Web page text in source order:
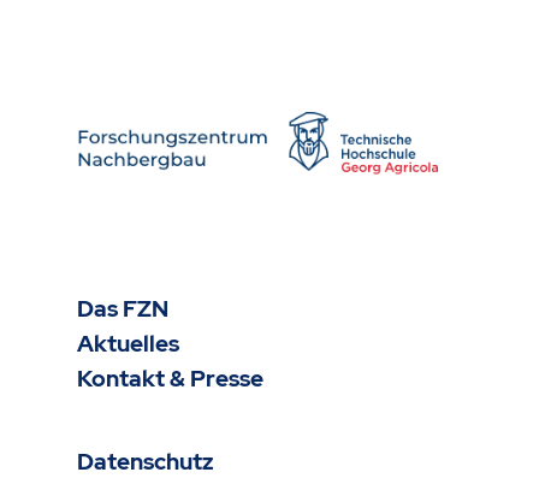
Das FZN
Aktuelles
Kontakt & Presse
Datenschutz